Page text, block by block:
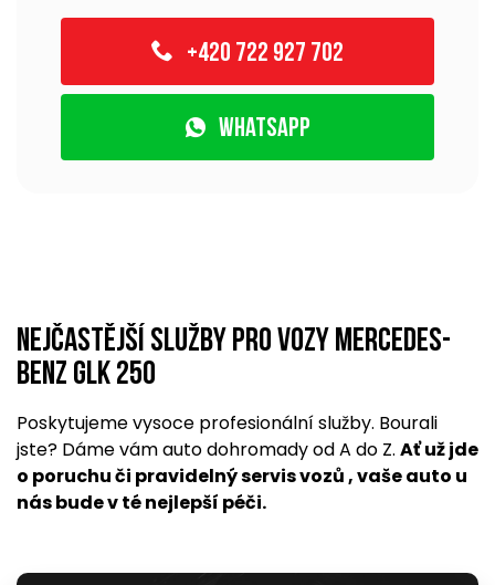
+420 722 927 702
WhatsApp
Nejčastější služby pro vozy Mercedes-
Benz GLK 250
Poskytujeme vysoce profesionální služby. Bourali
jste? Dáme vám auto dohromady od A do Z. Ať už jde
o poruchu či pravidelný servis vozů , vaše auto u
nás bude v té nejlepší péči.